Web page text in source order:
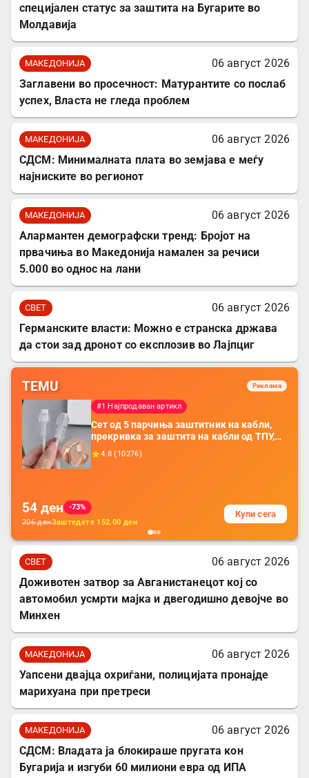
специјален статус за заштита на Бугарите во
Молдавија
МАКЕДОНИЈА
06 август 2026
Заглавени во просечност: Матурантите со послаб
успех, Власта не гледа проблем
МАКЕДОНИЈА
06 август 2026
СДСМ: Минималната плата во земјава е меѓу
најниските во регионот
МАКЕДОНИЈА
06 август 2026
Алармантен демографски тренд: Бројот на
првачиња во Македонија намален за речиси
5.000 во однос на лани
СВЕТ
06 август 2026
Германските власти: Можно е странска држава
да стои зад дронот со експлозив во Лајпциг
TEMU Реклама
#1 Најпродаван артикл
Сет од 5 парчиња заштитник на кабли,
прекривка за заштита на кабли од ТПУ,
додатоци за заштита на кабли, без
батерија, за мобилни телефони, комплет
4.8 (10276)
54 ден
-73%
206денЗаштедете 152.00 ден
Купи сега
СВЕТ
06 август 2026
Доживотен затвор за Авганистанецот кој со
автомобил усмрти мајка и двегодишно девојче во
Минхен
МАКЕДОНИЈА
06 август 2026
Уапсени двајца охриѓани, полицијата пронајде
марихуана при претреси
МАКЕДОНИЈА
06 август 2026
СДСМ: Владата ја блокираше пругата кон
Бугарија и изгуби 60 милиони евра од ИПА